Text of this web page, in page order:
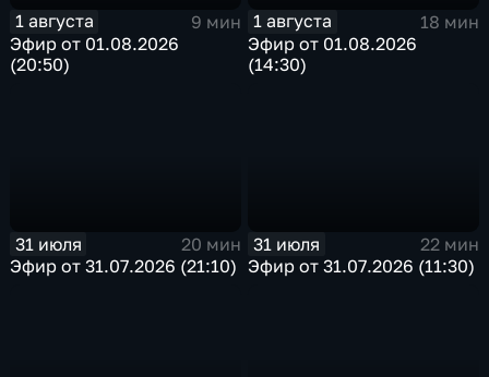
1 августа
9 мин
Эфир от 01.08.2026
(20:50)
1 августа
18 мин
Эфир от 01.08.2026
(14:30)
31 июля
20 мин
Эфир от 31.07.2026 (21:10)
31 июля
22 мин
Эфир от 31.07.2026 (11:30)